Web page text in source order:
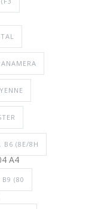
B6 (8E/8H
A4
(80